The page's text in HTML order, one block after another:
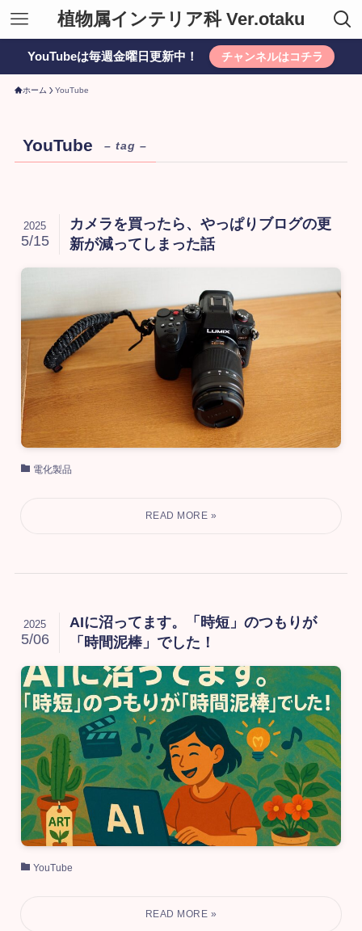
植物属インテリア科 Ver.otaku
YouTubeは毎週金曜日更新中！ チャンネルはコチラ
ホーム YouTube
YouTube – tag –
カメラを買ったら、やっぱりブログの更
新が減ってしまった話
2025
5/15
電化製品
AIに沼ってます。「時短」のつもりが
「時間泥棒」でした！
2025
5/06
YouTube